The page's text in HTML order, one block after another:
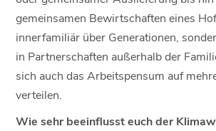
gemeinsamen Bewirtschaften eines
innerfamiliär über Generationen,
in Partnerschaften außerhalb der
sich auch das Arbeitspensum auf
verteilen.
Wie sehr beeinflusst euch der